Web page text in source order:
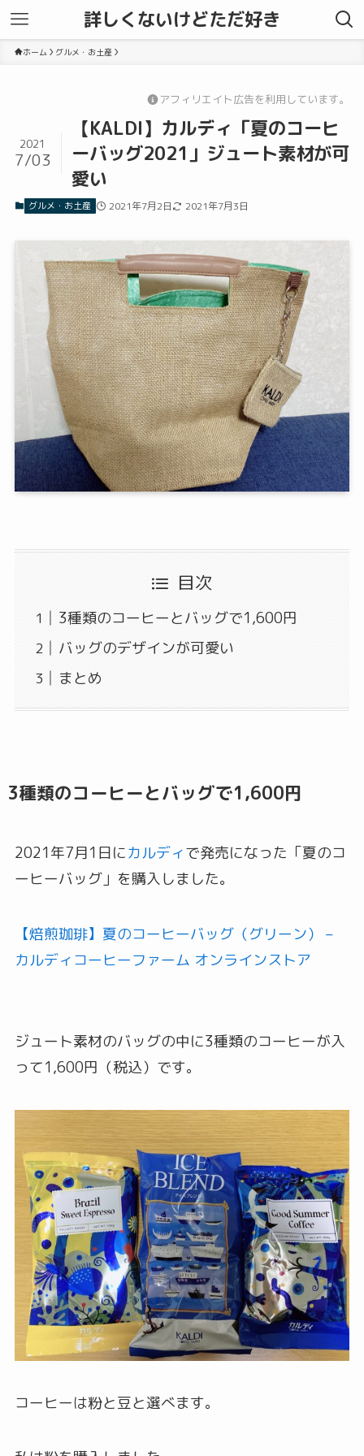
詳しくないけどただ好き
ホーム グルメ・お土産
アフィリエイト広告を利用しています。
【KALDI】カルディ「夏のコーヒ
ーバッグ2021」ジュート素材が可
愛い
2021
7/03
グルメ・お土産 2021年7月2日 2021年7月3日
目次
3種類のコーヒーとバッグで1,600円
バッグのデザインが可愛い
まとめ
3種類のコーヒーとバッグで1,600円
2021年7月1日にカルディで発売になった「夏のコ
ーヒーバッグ」を購入しました。
【焙煎珈琲】夏のコーヒーバッグ（グリーン） –
カルディコーヒーファーム オンラインストア
ジュート素材のバッグの中に3種類のコーヒーが入
って1,600円（税込）です。
コーヒーは粉と豆と選べます。